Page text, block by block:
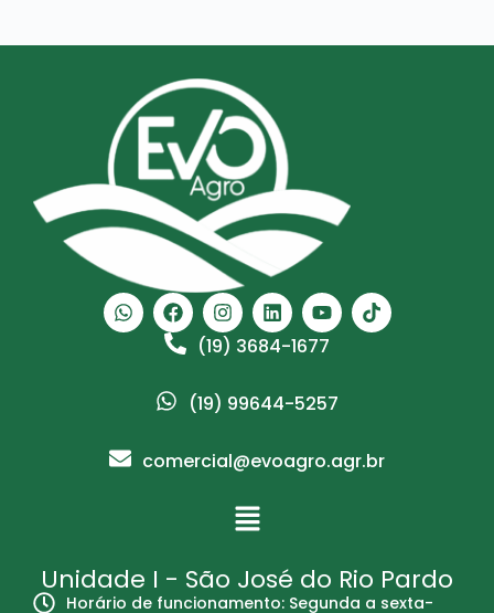
(19) 3684-1677
(19) 99644-5257
comercial@evoagro.agr.br
Unidade I - São José do Rio Pardo
Horário de funcionamento: Segunda a sexta-